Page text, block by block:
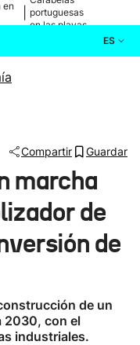
en
portuguesas
en las playas
ES
Compartir Guardar
marcha
de
de
de un
2030, con el
industriales.